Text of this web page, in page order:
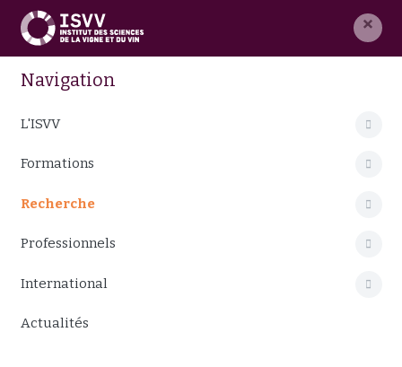
×
Navigation
L'ISVV
Formations
Recherche
Professionnels
International
Actualités